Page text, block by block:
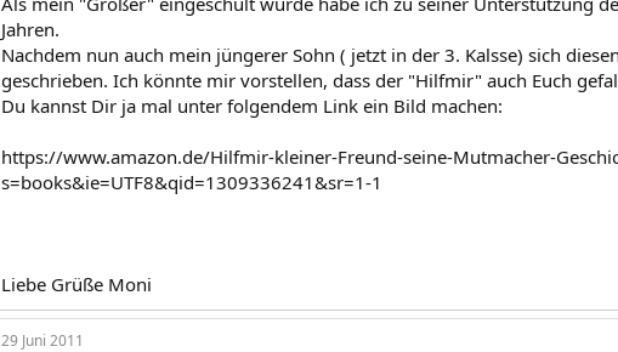
Jahren.
Nachdem nun auch mein jüngerer Sohn ( jetzt in der 3. Kalsse) sich
geschrieben. Ich könnte mir vorstellen, dass der "Hilfmir" auch Euch
Du kannst Dir ja mal unter folgendem Link ein Bild machen:
https://www.amazon.de/Hilfmir-kleiner-Freund-seine-Mutmacher-
s=books&ie=UTF8&qid=1309336241&sr=1-1
Liebe Grüße Moni
29 Juni 2011